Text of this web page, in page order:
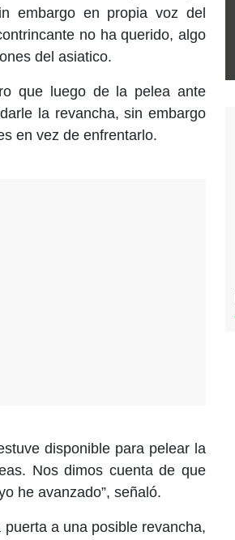
embargo en propia voz del
no ha querido, algo
del asiatico.
que luego de la pelea ante
la revancha, sin embargo
en vez de enfrentarlo.
disponible para pelear la
Nos dimos cuenta de que
he avanzado”, señaló.
a una posible revancha,